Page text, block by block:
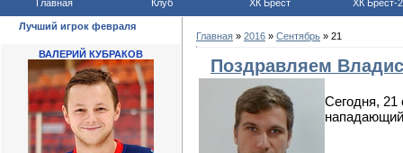
Главная Клуб ХК Брест ХК Брест-2
Лучший игрок февраля
ВАЛЕРИЙ КУБРАКОВ
Главная » 2016 » Сентябрь » 21
Поздравляем
Сегодня, 21